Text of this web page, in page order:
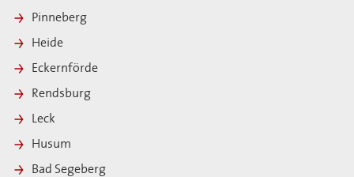
Pinneberg
Heide
Eckernförde
Rendsburg
Leck
Husum
Bad Segeberg